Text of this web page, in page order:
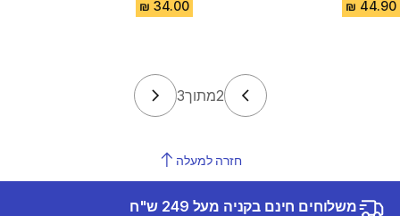
2מתוך3
חזרה למעלה
משלוחים חינם בקניה מעל 249 ש"ח